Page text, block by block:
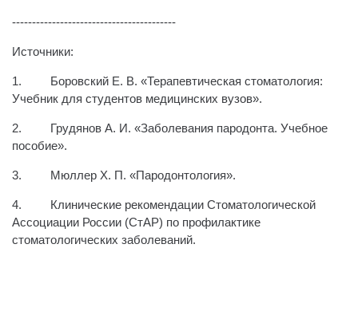
-----------------------------------------
Источники:
1. Боровский Е. В. «Терапевтическая стоматология:
Учебник для студентов медицинских вузов».
2. Грудянов А. И. «Заболевания пародонта. Учебное
пособие».
3. Мюллер Х. П. «Пародонтология».
4. Клинические рекомендации Стоматологической
Ассоциации России (СтАР) по профилактике
стоматологических заболеваний.